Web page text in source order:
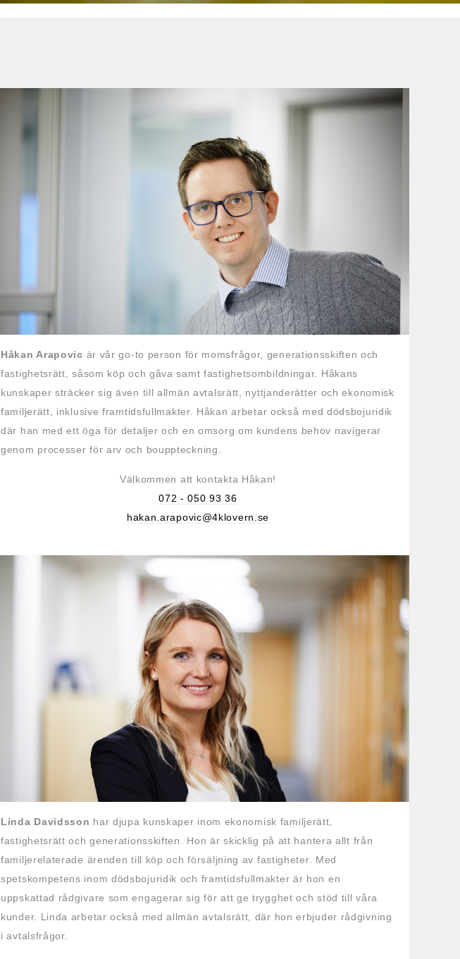
Håkan Arapovic är vår go-to person för momsfrågor, generationsskiften och
fastighetsrätt, såsom köp och gåva samt fastighetsombildningar. Håkans
kunskaper sträcker sig även till allmän avtalsrätt, nyttjanderätter och ekonomisk
familjerätt, inklusive framtidsfullmakter. Håkan arbetar också med dödsbojuridik
där han med ett öga för detaljer och en omsorg om kundens behov navigerar
genom processer för arv och bouppteckning.
Välkommen att kontakta Håkan!
072 - 050 93 36
hakan.arapovic@4klovern.se
Linda Davidsson har djupa kunskaper inom ekonomisk familjerätt,
fastighetsrätt och generationsskiften. Hon är skicklig på att hantera allt från
familjerelaterade ärenden till köp och försäljning av fastigheter. Med
spetskompetens inom dödsbojuridik och framtidsfullmakter är hon en
uppskattad rådgivare som engagerar sig för att ge trygghet och stöd till våra
kunder. Linda arbetar också med allmän avtalsrätt, där hon erbjuder rådgivning
i avtalsfrågor.